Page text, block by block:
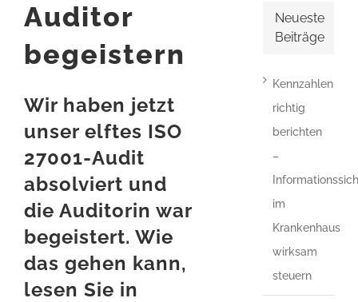
Auditor
begeistern
Wir haben jetzt
unser elftes ISO
27001-Audit
absolviert und
die Auditorin war
begeistert. Wie
das gehen kann,
lesen Sie in
Neueste
Beiträge
Kennzahlen
richtig
berichten
–
im
Krankenhaus
wirksam
steuern